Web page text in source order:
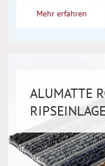
Mehr erfahren
ALUMATTE
RIPSEINLAGE